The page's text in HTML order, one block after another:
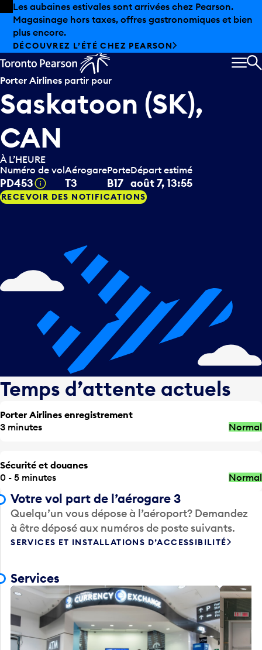
Skip to offers
Passer au contenu principal
Les aubaines estivales sont arrivées chez Pearson.
Magasinage hors taxes, offres gastronomiques et bien
plus encore.
DÉCOUVREZ L’ÉTÉ CHEZ PEARSON
Porter Airlines partir pour
Saskatoon (SK),
CAN
À L’HEURE
Numéro de vol
PD453 Infobulle
Aérogare
T3
Porte
B17
Départ estimé
août 7, 13:55
RECEVOIR DES NOTIFICATIONS
Temps d’attente actuels
Porter Airlines enregistrement
3 minutes
Normal
Sécurité et douanes
0 - 5 minutes
Normal
Votre vol part de l’aérogare 3
Quelqu’un vous dépose à l’aéroport? Demandez
à être déposé aux numéros de poste suivants.
SERVICES ET INSTALLATIONS D’ACCESSIBILITÉ
Services